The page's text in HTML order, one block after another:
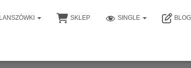
SKLEP SINGLE BLOG